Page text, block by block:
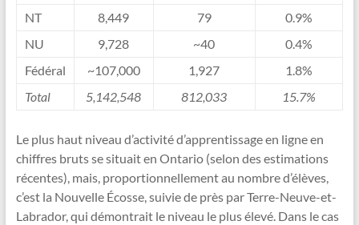
NT
8,449 79
0.9%
NU
9,728 ~40
0.4%
Fédéral
~107,000 1,927
1.8%
Total
5,142,548 812,033 15.7%
Le plus haut niveau d’activité d’apprentissage en ligne en
chiffres bruts se situait en Ontario (selon des estimations
récentes), mais, proportionnellement au nombre d’élèves,
c’est la Nouvelle Écosse, suivie de près par Terre-Neuve-et-
Labrador, qui démontrait le niveau le plus élevé. Dans le cas